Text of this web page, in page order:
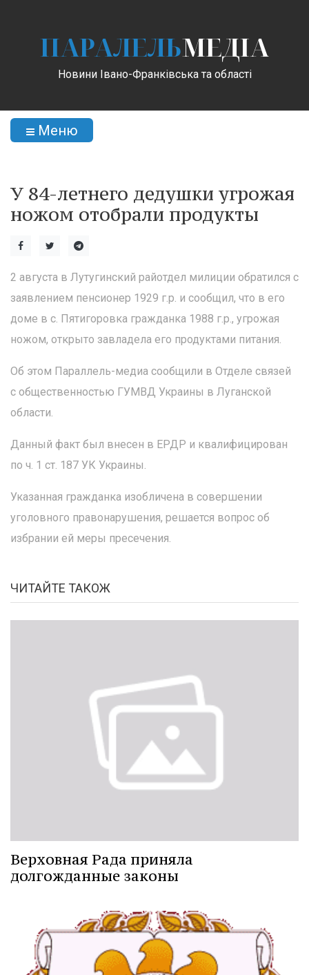
ПАРАЛЕЛЬМЕДІА
Новини Івано-Франківська та області
Меню
У 84-летнего дедушки угрожая
ножом отобрали продукты
2 августа в Лутугинский райотдел милиции обратился с
заявлением пенсионер 1929 г.р. и сообщил, что в его
доме в с. Пятигоровка гражданка 1988 г.р., угрожая
ножом, открыто завладела его продуктами питания.
Об этом Параллель-медиа сообщили в Отделе связей
с общественностью ГУМВД Украины в Луганской
области.
Данный факт был внесен в ЕРДР и квалифицирован
по ч. 1 ст. 187 УК Украины.
Указанная гражданка изобличена в совершении
уголовного правонарушения, решается вопрос об
избрании ей меры пресечения.
ЧИТАЙТЕ ТАКОЖ
Верховная Рада приняла
долгожданные законы